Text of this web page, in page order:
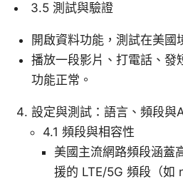
3.5 測試與驗證
開啟資料功能，測試在美國
播放一段影片、打電話、發
功能正常。
設定與測試：語言、頻段與
4.1 頻段與相容性
美國主流網路頻段涵蓋
援的 LTE/5G 頻段（如